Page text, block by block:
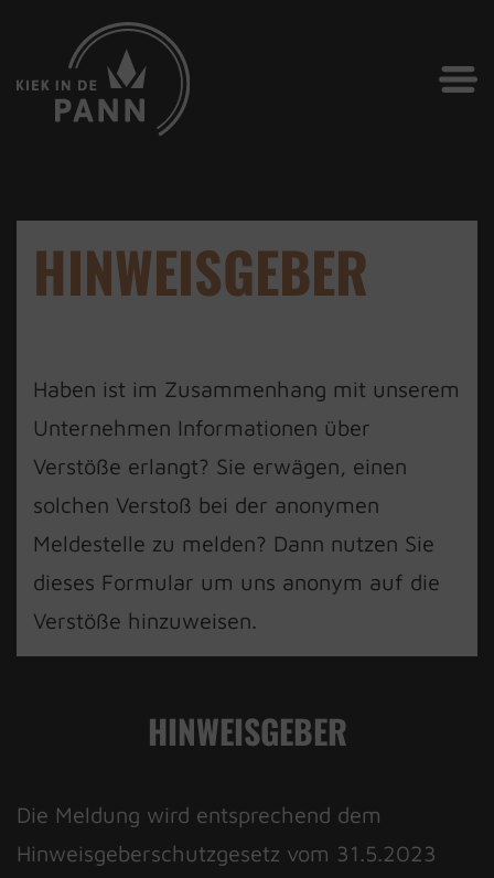
HINWEISGEBER
Haben ist im Zusammenhang mit unserem
Unternehmen Informationen über
Verstöße erlangt? Sie erwägen, einen
solchen Verstoß bei der anonymen
Meldestelle zu melden? Dann nutzen Sie
dieses Formular um uns anonym auf die
Verstöße hinzuweisen.
HINWEISGEBER
Die Meldung wird entsprechend dem
Hinweisgeberschutzgesetz vom 31.5.2023